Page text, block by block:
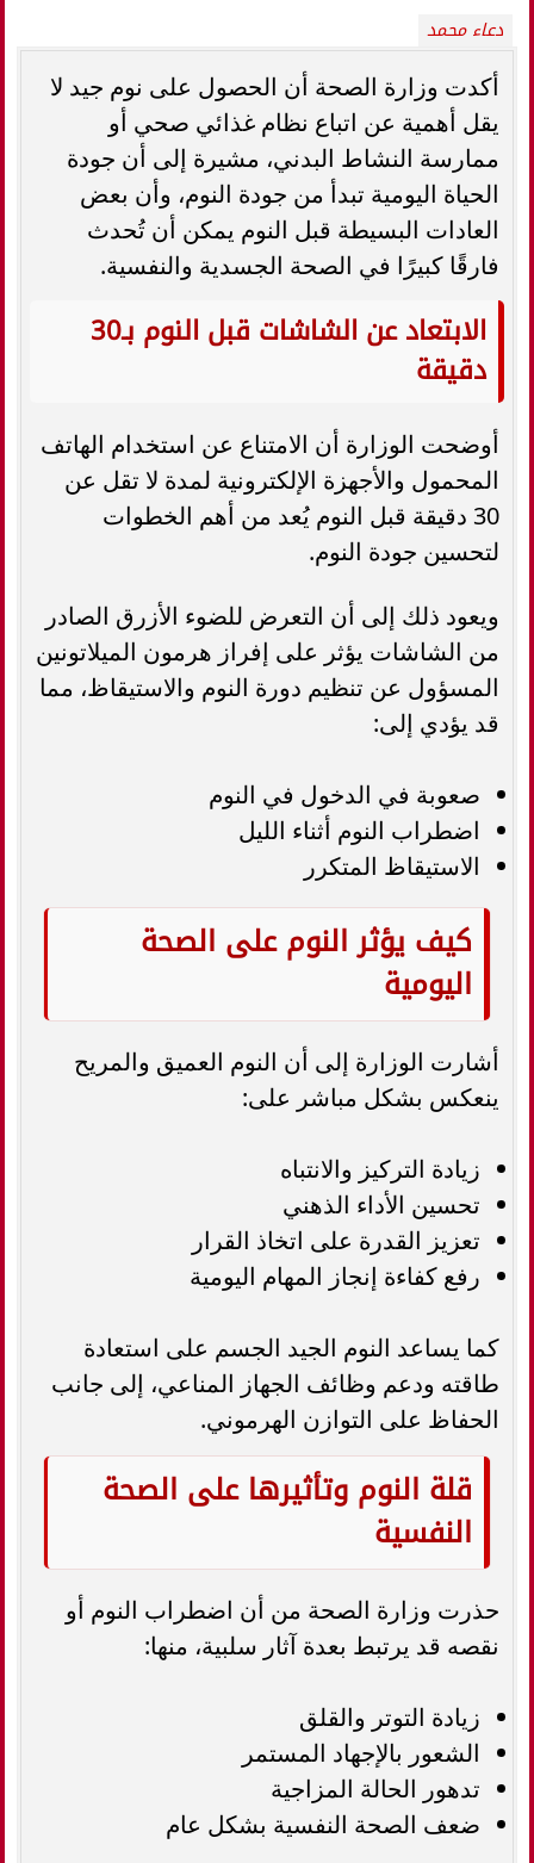
دعاء محمد
أكدت وزارة الصحة أن الحصول على نوم جيد لا
يقل أهمية عن اتباع نظام غذائي صحي أو
ممارسة النشاط البدني، مشيرة إلى أن جودة
الحياة اليومية تبدأ من جودة النوم، وأن بعض
العادات البسيطة قبل النوم يمكن أن تُحدث
فارقًا كبيرًا في الصحة الجسدية والنفسية.
الابتعاد عن الشاشات قبل النوم بـ30
دقيقة
أوضحت الوزارة أن الامتناع عن استخدام الهاتف
المحمول والأجهزة الإلكترونية لمدة لا تقل عن
30 دقيقة قبل النوم يُعد من أهم الخطوات
لتحسين جودة النوم.
ويعود ذلك إلى أن التعرض للضوء الأزرق الصادر
من الشاشات يؤثر على إفراز هرمون الميلاتونين
المسؤول عن تنظيم دورة النوم والاستيقاظ، مما
قد يؤدي إلى:
صعوبة في الدخول في النوم
اضطراب النوم أثناء الليل
الاستيقاظ المتكرر
كيف يؤثر النوم على الصحة
اليومية
أشارت الوزارة إلى أن النوم العميق والمريح
ينعكس بشكل مباشر على:
زيادة التركيز والانتباه
تحسين الأداء الذهني
تعزيز القدرة على اتخاذ القرار
رفع كفاءة إنجاز المهام اليومية
كما يساعد النوم الجيد الجسم على استعادة
طاقته ودعم وظائف الجهاز المناعي، إلى جانب
الحفاظ على التوازن الهرموني.
قلة النوم وتأثيرها على الصحة
النفسية
حذرت وزارة الصحة من أن اضطراب النوم أو
نقصه قد يرتبط بعدة آثار سلبية، منها:
زيادة التوتر والقلق
الشعور بالإجهاد المستمر
تدهور الحالة المزاجية
ضعف الصحة النفسية بشكل عام